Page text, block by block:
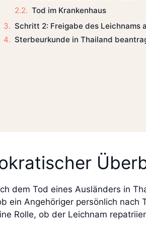
Tod im Krankenhaus
Schritt 2: Freigabe des Leichnams
Sterbeurkunde in Thailand
dem Tod eines Ausländers in
ein Angehöriger persönlich nach
Rolle, ob der Leichnam